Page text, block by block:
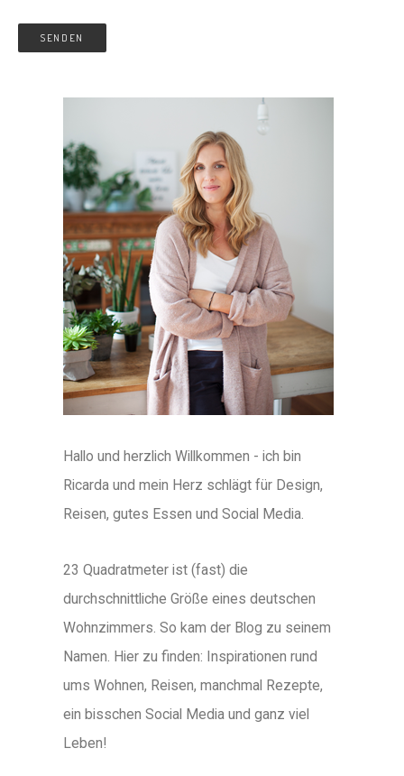
Hallo und herzlich Willkommen - ich bin
Ricarda und mein Herz schlägt für Design,
Reisen, gutes Essen und Social Media.
23 Quadratmeter ist (fast) die
durchschnittliche Größe eines deutschen
Wohnzimmers. So kam der Blog zu seinem
Namen. Hier zu finden: Inspirationen rund
ums Wohnen, Reisen, manchmal Rezepte,
ein bisschen Social Media und ganz viel
Leben!